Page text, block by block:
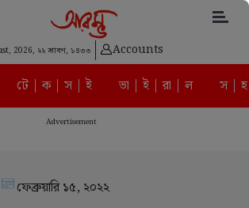
2026, ২২ শ্রাবণ, ১৪৩৩ Accounts
টে | ক | স | ই ভা | ই | রা | ল স |
Advertisement
ফেব্রুয়ারি ১৫, ২০২২